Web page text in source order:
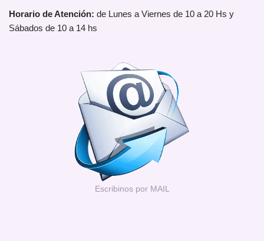
Horario de Atención: de Lunes a Viernes de 10 a 20 Hs y
Sábados de 10 a 14 hs
Escribinos por MAIL